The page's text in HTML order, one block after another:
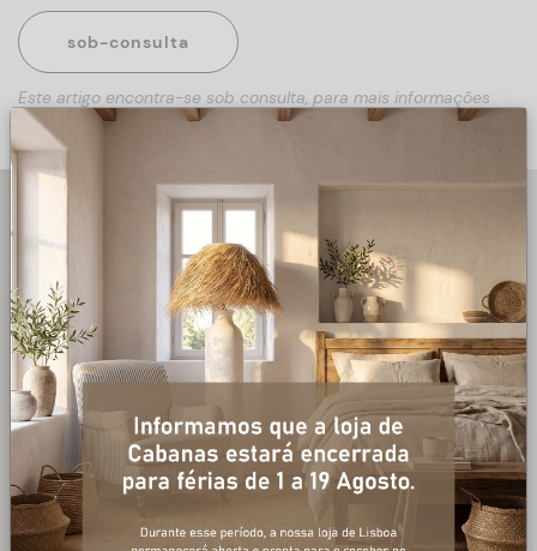
sob-consulta
Este artigo encontra-se sob consulta, para mais informações
sobre o artigo, preencha o formulário abaixo.
+ informações
Preencha o formulário, e num curto espaço de tempo,
temos respostas para todas as suas questões.